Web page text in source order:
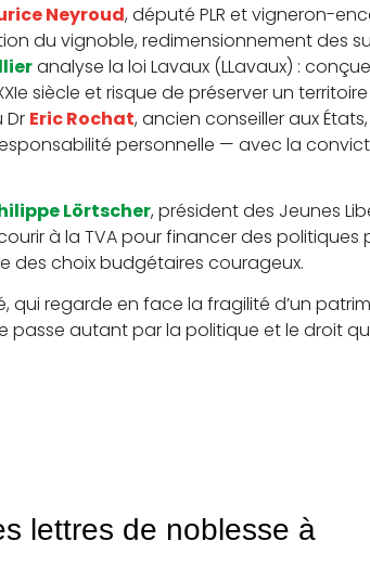
Neyroud, député PLR et vigneron-
du vignoble, redimensionnement des
analyse la loi Lavaux (LLavaux) :
siècle et risque de préserver un
Eric Rochat, ancien conseiller aux
personnelle — avec la
Lörtscher, président des Jeunes
à la TVA pour financer des politiques
des choix budgétaires courageux.
qui regarde en face la fragilité d’un
passe autant par la politique et le droit
lettres de noblesse à